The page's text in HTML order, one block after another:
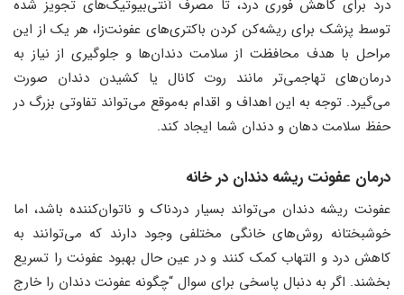
درد برای کاهش فوری درد، تا مصرف آنتی‌بیوتیک‌های تجویز شده
توسط پزشک برای ریشه‌کن کردن باکتری‌های عفونت‌زا، هر یک از این
مراحل با هدف محافظت از سلامت دندان‌ها و جلوگیری از نیاز به
درمان‌های تهاجمی‌تر مانند روت کانال یا کشیدن دندان صورت
می‌گیرد. توجه به این اهداف و اقدام به‌موقع می‌تواند تفاوتی بزرگ در
حفظ سلامت دهان و دندان شما ایجاد کند.
درمان عفونت ریشه دندان در خانه
عفونت ریشه دندان می‌تواند بسیار دردناک و ناتوان‌کننده باشد، اما
خوشبختانه روش‌های خانگی مختلفی وجود دارند که می‌توانند به
کاهش درد و التهاب کمک کنند و در عین حال بهبود عفونت را تسریع
بخشند. اگر به دنبال پاسخی برای سوال “چگونه عفونت دندان را خارج